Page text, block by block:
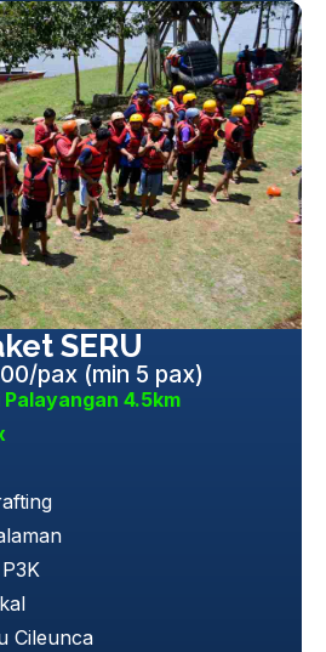
SERU
pax (min 5 pax)
4.5km
Cileunca